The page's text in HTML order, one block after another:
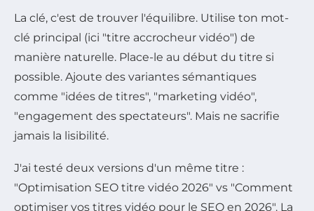
La clé, c'est de trouver l'équilibre. Utilise ton mot-
clé principal (ici "titre accrocheur vidéo") de
manière naturelle. Place-le au début du titre si
possible. Ajoute des variantes sémantiques
comme "idées de titres", "marketing vidéo",
"engagement des spectateurs". Mais ne sacrifie
jamais la lisibilité.
J'ai testé deux versions d'un même titre :
"Optimisation SEO titre vidéo 2026" vs "Comment
optimiser vos titres vidéo pour le SEO en 2026". La